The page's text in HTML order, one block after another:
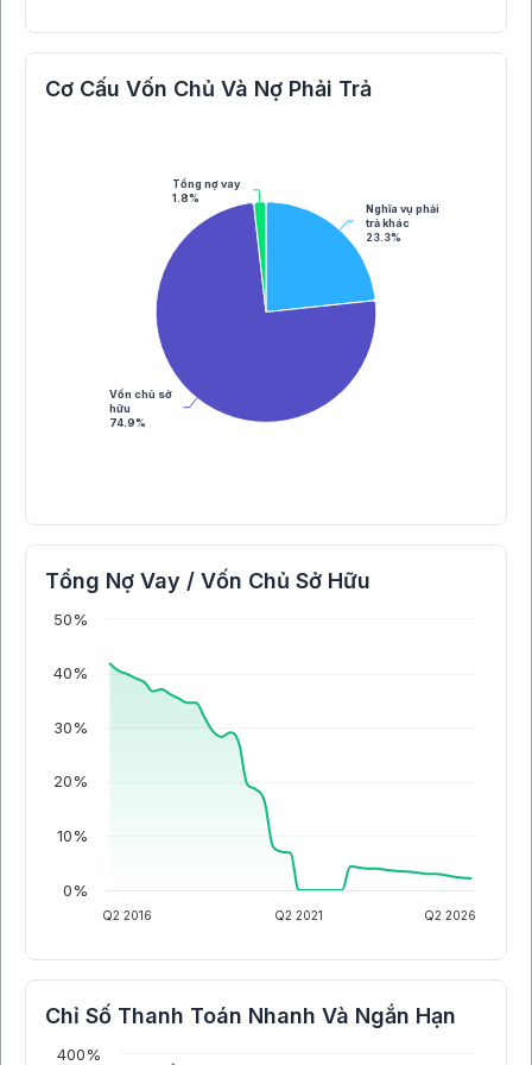
Cơ Cấu Vốn Chủ Và Nợ Phải Trả
Nghĩa vụ phải
trả khác
23.3%
Vốn chủ sở
hữu
74.9%
Tổng nợ vay
1.8%
Tổng Nợ Vay / Vốn Chủ Sở Hữu
Q2 2016 Q2 2021 Q2 2026
0%
10%
20%
30%
40%
50%
Chỉ Số Thanh Toán Nhanh Và Ngắn Hạn
400%